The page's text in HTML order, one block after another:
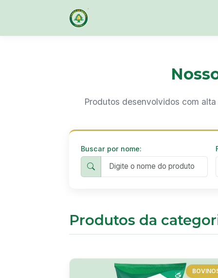
Produtos desenvolvidos com
Buscar por nome:
Produtos da